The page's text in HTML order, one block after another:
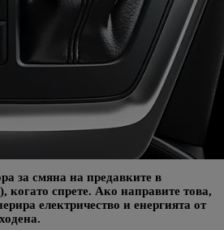
за смяна на предавките в
когато спрете. Ако направите това,
електричество и енергията от